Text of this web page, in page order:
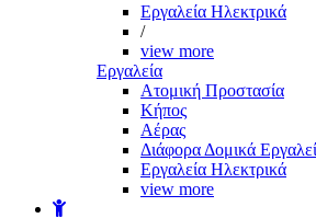
Εργαλεία Ηλεκτρικά
/
view more
Εργαλεία
Aτομική Προστασία
Kήπος
Αέρας
Διάφορα Δομικά
Εργαλεία Ηλεκτρικά
view more